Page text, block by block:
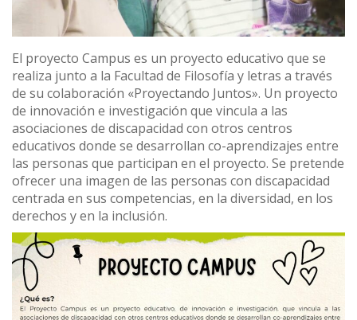
El proyecto Campus es un proyecto educativo que se
realiza junto a la Facultad de Filosofía y letras a través
de su colaboración «Proyectando Juntos». Un proyecto
de innovación e investigación que vincula a las
asociaciones de discapacidad con otros centros
educativos donde se desarrollan co-aprendizajes entre
las personas que participan en el proyecto. Se pretende
ofrecer una imagen de las personas con discapacidad
centrada en sus competencias, en la diversidad, en los
derechos y en la inclusión.